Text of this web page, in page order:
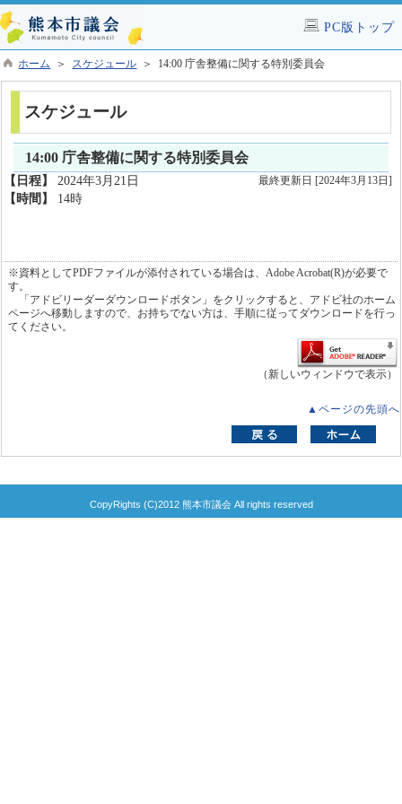
PC版トップ
ホーム ＞ スケジュール ＞ 14:00 庁舎整備に関する特別委員会
スケジュール
14:00 庁舎整備に関する特別委員会
【日程】 2024年3月21日 最終更新日 [2024年3月13日]
【時間】 14時
※資料としてPDFファイルが添付されている場合は、Adobe Acrobat(R)が必要で
す。
「アドビリーダーダウンロードボタン」をクリックすると、アドビ社のホーム
ページへ移動しますので、お持ちでない方は、手順に従ってダウンロードを行っ
てください。
（新しいウィンドウで表示）
▲ページの先頭へ
CopyRights (C)2012 熊本市議会 All rights reserved